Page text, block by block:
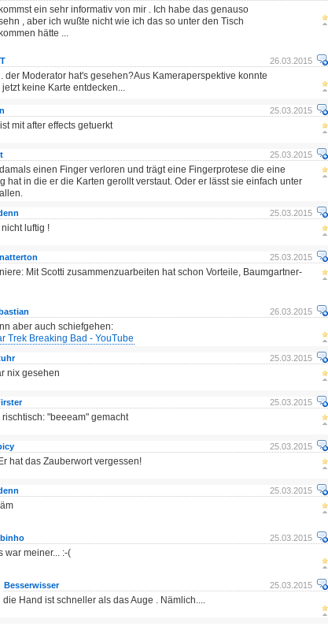
ein sehr informativ von mir . Ich habe das genauso
, aber ich wußte nicht wie ich das so unter den Tisch
hätte ...
26.03.2015
der Moderator hat's gesehen?Aus Kameraperspektive konnte
jetzt keine Karte entdecken...
25.03.2015
ist mit after effects getuerkt
25.03.2015
einen Finger verloren und trägt eine Fingerprotese die eine
hat in die er die Karten gerollt verstaut. Oder er lässt sie einfach unter
25.03.2015
luftig !
25.03.2015
Mit Scotti zusammenzuarbeiten hat schon Vorteile, Baumgartner-
26.03.2015
aber auch schiefgehen:
Trek Breaking Bad - YouTube
25.03.2015
nix gesehen
25.03.2015
rischtisch: "beeeam" gemacht
25.03.2015
hat das Zauberwort vergessen!
25.03.2015
25.03.2015
war meiner... :-(
25.03.2015
Besserwisser
die Hand ist schneller als das Auge . Nämlich....